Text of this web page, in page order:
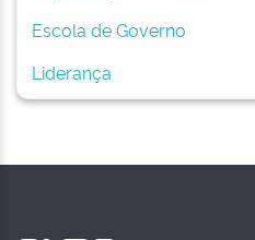
Escola de Governo
Liderança